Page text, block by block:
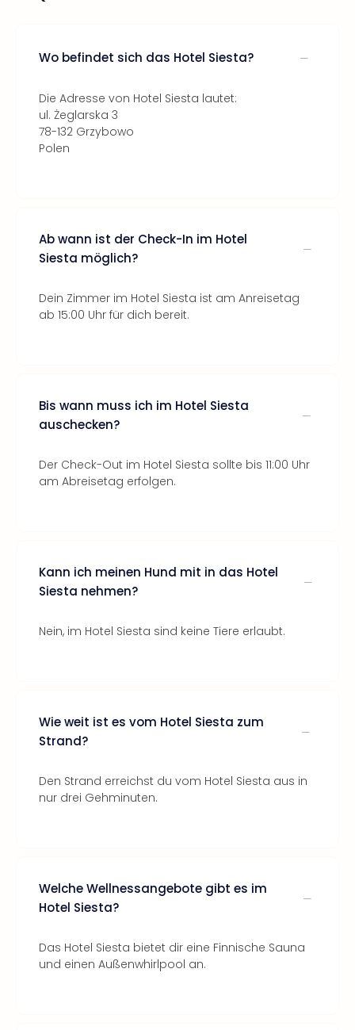
Wo befindet sich das Hotel Siesta?
Die Adresse von Hotel Siesta lautet:
ul. Żeglarska 3
78-132 Grzybowo
Polen
Ab wann ist der Check-In im Hotel
Siesta möglich?
Dein Zimmer im Hotel Siesta ist am Anreisetag
ab 15:00 Uhr für dich bereit.
Bis wann muss ich im Hotel Siesta
auschecken?
Der Check-Out im Hotel Siesta sollte bis 11:00 Uhr
am Abreisetag erfolgen.
Kann ich meinen Hund mit in das Hotel
Siesta nehmen?
Nein, im Hotel Siesta sind keine Tiere erlaubt.
Wie weit ist es vom Hotel Siesta zum
Strand?
Den Strand erreichst du vom Hotel Siesta aus in
nur drei Gehminuten.
Welche Wellnessangebote gibt es im
Hotel Siesta?
Das Hotel Siesta bietet dir eine Finnische Sauna
und einen Außenwhirlpool an.